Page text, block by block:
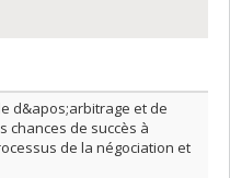
décroissant
d&apos;arbitrage et de
chances de succès à
de la négociation et